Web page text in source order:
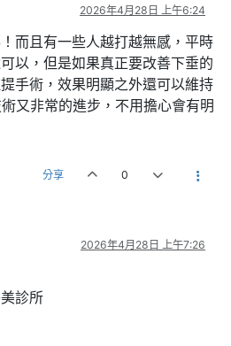
2026年4月28日 上午6:24
而且有一些人越打越無感，平時
以，但是如果真正要改善下垂的
手術，效果明顯之外還可以維持
又非常的進步，不用擔心會有明
分享 0
2026年4月28日 上午7:26
診所